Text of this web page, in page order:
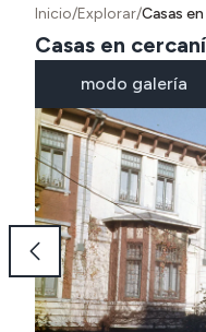
Inicio/Explorar/Casas
Casas en
modo galería